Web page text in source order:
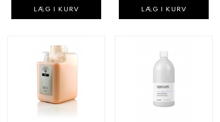
LÆG I KURV LÆG I KURV